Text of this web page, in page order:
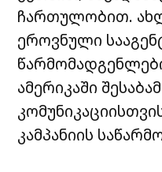
ჩართულობით.
ეროვნული
ამერიკაში
კამპანიის